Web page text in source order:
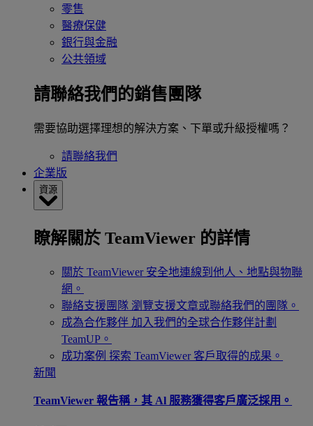
零售
醫療保健
銀行與金融
公共領域
請聯絡我們的銷售團隊
需要協助選擇理想的解決方案、下單或升級授權嗎？
請聯絡我們
企業版
資源
瞭解關於 TeamViewer 的詳情
關於 TeamViewer 安全地連線到他人、地點與物聯
網。
聯絡支援團隊 瀏覽支援文章或聯絡我們的團隊。
成為合作夥伴 加入我們的全球合作夥伴計劃
TeamUP。
成功案例 探索 TeamViewer 客戶取得的成果。
新聞
TeamViewer 報告稱，其 Al 服務獲得客戶廣泛採用。